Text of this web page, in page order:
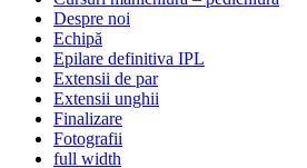
Despre noi
Echipă
Epilare definitiva IPL
Extensii de par
Extensii unghii
Finalizare
Fotografii
full width